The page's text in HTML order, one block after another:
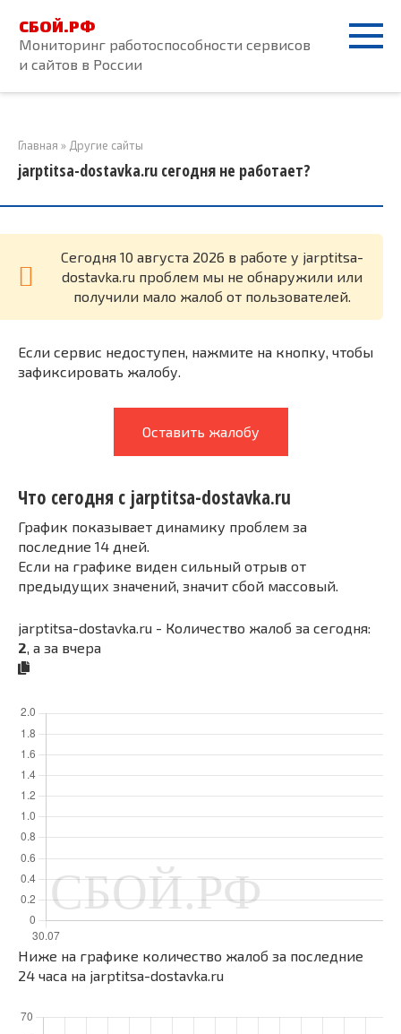
контенту
СБОЙ.РФ
Мониторинг работоспособности сервисов
и сайтов в России
Главная » Другие сайты
jarptitsa-dostavka.ru сегодня не работает?
Cегодня 10 августа 2026 в работе у jarptitsa-
dostavka.ru проблем мы не обнаружили или
получили мало жалоб от пользователей.
Если сервис недоступен, нажмите на кнопку, чтобы
зафиксировать жалобу.
Оставить жалобу
Что сегодня с jarptitsa-dostavka.ru
График показывает динамику проблем за
последние 14 дней.
Если на графике виден сильный отрыв от
предыдущих значений, значит сбой массовый.
jarptitsa-dostavka.ru - Количество жалоб за сегодня:
2 , а за вчера
Ниже на графике количество жалоб за последние
24 часа на jarptitsa-dostavka.ru